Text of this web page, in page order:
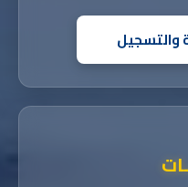
والتسجيل